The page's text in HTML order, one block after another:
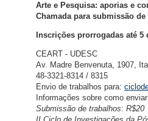
Arte e Pesquisa: aporias e
Chamada para submissão
Inscrições prorrogadas até 5
CEART - UDESC
Av. Madre Benvenuta, 1907,
48-3321-8314 / 8315
Envio de trabalhos para:
Informações sobre como
Submissão de trabalhos: R$20